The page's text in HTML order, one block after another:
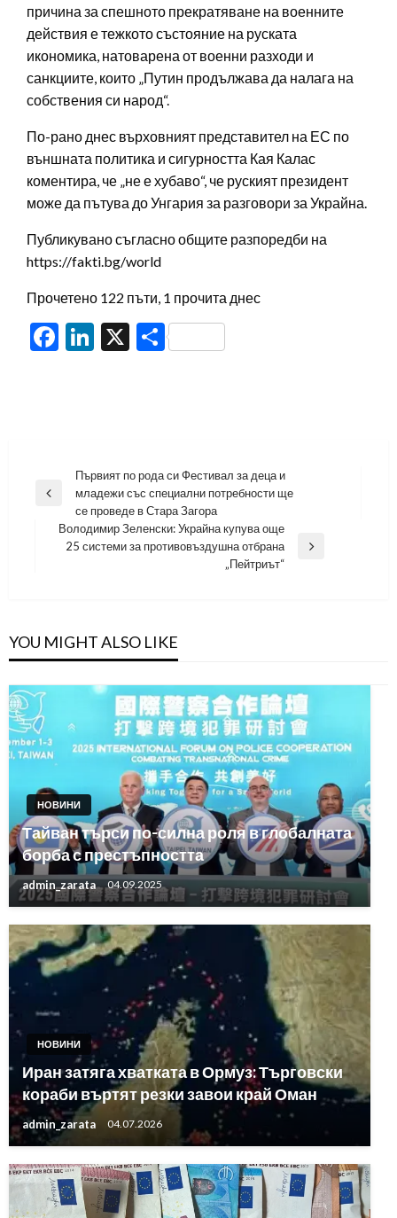
причина за спешното прекратяване на военните
действия е тежкото състояние на руската
икономика, натоварена от военни разходи и
санкциите, които „Путин продължава да налага на
собствения си народ“.
По-рано днес върховният представител на ЕС по
външната политика и сигурността Кая Калас
коментира, че „не е хубаво“, че руският президент
може да пътува до Унгария за разговори за Украйна.
Публикувано съгласно общите разпоредби на
https://fakti.bg/world
Прочетено 122 пъти, 1 прочита днес
Facebook
LinkedIn
X Share
Навигация
Previous
Първият по рода си Фестивал за деца и
младежи със специални потребности ще
се проведе в Стара Загора
Next
Володимир Зеленски: Украйна купува още
25 системи за противовъздушна отбрана
„Пейтриът“
YOU MIGHT ALSO LIKE
НОВИНИ
Тайван търси по-силна роля в глобалната
борба с престъпността
admin_zarata 04.09.2025
НОВИНИ
Иран затяга хватката в Ормуз: Търговски
кораби въртят резки завои край Оман
admin_zarata 04.07.2026